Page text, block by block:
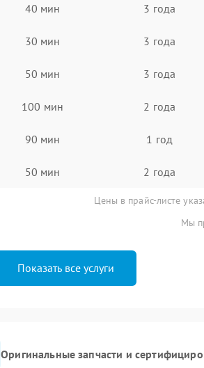
40 мин 3 года
30 мин 3 года
50 мин 3 года
100 мин 2 года
90 мин 1 год
50 мин 2 года
Цены в прайс-листе
Мы
Показать все услуги
Оригинальные запчасти и